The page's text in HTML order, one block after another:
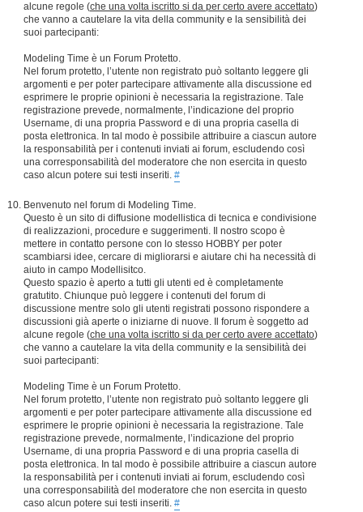
alcune regole (che una volta iscritto si da per certo avere accettato)
che vanno a cautelare la vita della community e la sensibilità dei
suoi partecipanti:
Modeling Time è un Forum Protetto.
Nel forum protetto, l’utente non registrato può soltanto leggere gli
argomenti e per poter partecipare attivamente alla discussione ed
esprimere le proprie opinioni è necessaria la registrazione. Tale
registrazione prevede, normalmente, l’indicazione del proprio
Username, di una propria Password e di una propria casella di
posta elettronica. In tal modo è possibile attribuire a ciascun autore
la responsabilità per i contenuti inviati ai forum, escludendo così
una corresponsabilità del moderatore che non esercita in questo
caso alcun potere sui testi inseriti. #
Benvenuto nel forum di Modeling Time.
Questo è un sito di diffusione modellistica di tecnica e condivisione
di realizzazioni, procedure e suggerimenti. Il nostro scopo è
mettere in contatto persone con lo stesso HOBBY per poter
scambiarsi idee, cercare di migliorarsi e aiutare chi ha necessità di
aiuto in campo Modellisitco.
Questo spazio è aperto a tutti gli utenti ed è completamente
gratutito. Chiunque può leggere i contenuti del forum di
discussione mentre solo gli utenti registrati possono rispondere a
discussioni già aperte o iniziarne di nuove. Il forum è soggetto ad
alcune regole (che una volta iscritto si da per certo avere accettato)
che vanno a cautelare la vita della community e la sensibilità dei
suoi partecipanti:
Modeling Time è un Forum Protetto.
Nel forum protetto, l’utente non registrato può soltanto leggere gli
argomenti e per poter partecipare attivamente alla discussione ed
esprimere le proprie opinioni è necessaria la registrazione. Tale
registrazione prevede, normalmente, l’indicazione del proprio
Username, di una propria Password e di una propria casella di
posta elettronica. In tal modo è possibile attribuire a ciascun autore
la responsabilità per i contenuti inviati ai forum, escludendo così
una corresponsabilità del moderatore che non esercita in questo
caso alcun potere sui testi inseriti. #